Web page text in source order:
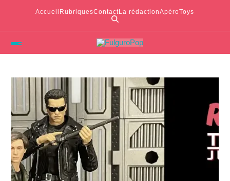
Accueil RubriquesContactLa rédactionApéroToys